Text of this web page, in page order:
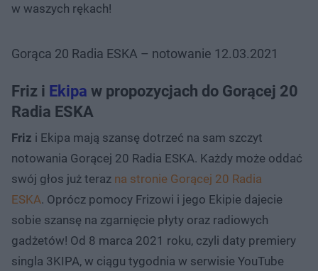
w waszych rękach!
Gorąca 20 Radia ESKA – notowanie 12.03.2021
Friz i Ekipa w propozycjach do Gorącej 20
Radia ESKA
Friz i Ekipa mają szansę dotrzeć na sam szczyt
notowania Gorącej 20 Radia ESKA. Każdy może oddać
swój głos już teraz na stronie Gorącej 20 Radia
ESKA. Oprócz pomocy Frizowi i jego Ekipie dajecie
sobie szansę na zgarnięcie płyty oraz radiowych
gadżetów! Od 8 marca 2021 roku, czyli daty premiery
singla 3KIPA, w ciągu tygodnia w serwisie YouTube